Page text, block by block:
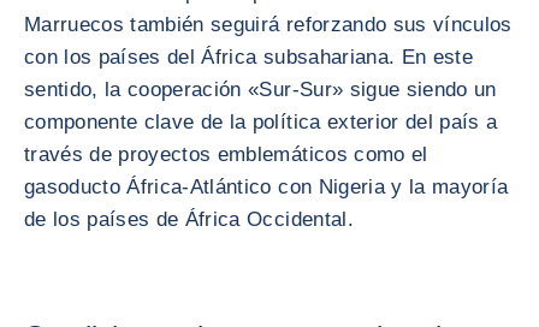
Marruecos también seguirá reforzando sus vínculos
con los países del África subsahariana. En este
sentido, la cooperación «Sur-Sur» sigue siendo un
componente clave de la política exterior del país a
través de proyectos emblemáticos como el
gasoducto África-Atlántico con Nigeria y la mayoría
de los países de África Occidental.